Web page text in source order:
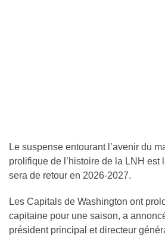
Le suspense entourant l’avenir du
prolifique de l’histoire de la LNH est
sera de retour en 2026-2027.
Les Capitals de Washington ont
capitaine pour une saison, a
président principal et directeur